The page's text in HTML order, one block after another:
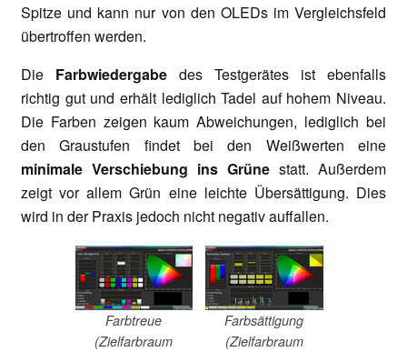
Spitze und kann nur von den OLEDs im Vergleichsfeld
übertroffen werden.
Die Farbwiedergabe des Testgerätes ist ebenfalls
richtig gut und erhält lediglich Tadel auf hohem Niveau.
Die Farben zeigen kaum Abweichungen, lediglich bei
den Graustufen findet bei den Weißwerten eine
minimale Verschiebung ins Grüne statt. Außerdem
zeigt vor allem Grün eine leichte Übersättigung. Dies
wird in der Praxis jedoch nicht negativ auffallen.
Farbtreue
(Zielfarbraum
Farbsättigung
(Zielfarbraum